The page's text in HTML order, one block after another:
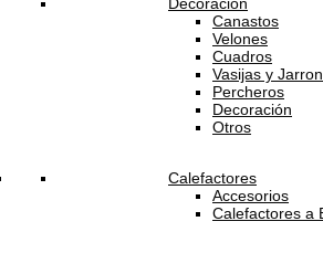
Canastos
Velones
Cuadros
Vasijas y
Percheros
Decoración
Otros
Calefactores
Accesorios
Calefactores a